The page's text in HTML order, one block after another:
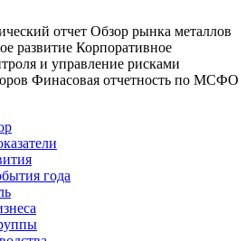
отчет Обзор рынка металлов
развитие Корпоративное
и управление рисками
Финасовая отчетность по МСФО
года